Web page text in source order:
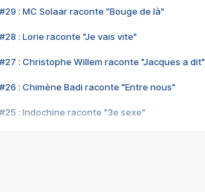
#29 : MC Solaar raconte "Bouge de là"
#28 : Lorie raconte "Je vais vite"
#27 : Christophe Willem raconte "Jacques a dit"
#26 : Chimène Badi raconte "Entre nous"
#25 : Indochine raconte "3e sexe"